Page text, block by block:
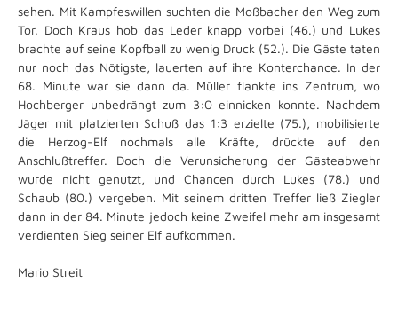
sehen. Mit Kampfeswillen suchten die Moßbacher den Weg zum
Tor. Doch Kraus hob das Leder knapp vorbei (46.) und Lukes
brachte auf seine Kopfball zu wenig Druck (52.). Die Gäste taten
nur noch das Nötigste, lauerten auf ihre Konterchance. In der
68. Minute war sie dann da. Müller flankte ins Zentrum, wo
Hochberger unbedrängt zum 3:0 einnicken konnte. Nachdem
Jäger mit platzierten Schuß das 1:3 erzielte (75.), mobilisierte
die Herzog-Elf nochmals alle Kräfte, drückte auf den
Anschlußtreffer. Doch die Verunsicherung der Gästeabwehr
wurde nicht genutzt, und Chancen durch Lukes (78.) und
Schaub (80.) vergeben. Mit seinem dritten Treffer ließ Ziegler
dann in der 84. Minute jedoch keine Zweifel mehr am insgesamt
verdienten Sieg seiner Elf aufkommen.
Mario Streit